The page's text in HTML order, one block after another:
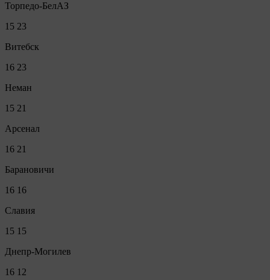
Торпедо-БелАЗ
15 23
Витебск
16 23
Неман
15 21
Арсенал
16 21
Барановичи
16 16
Славия
15 15
Днепр-Могилев
16 12